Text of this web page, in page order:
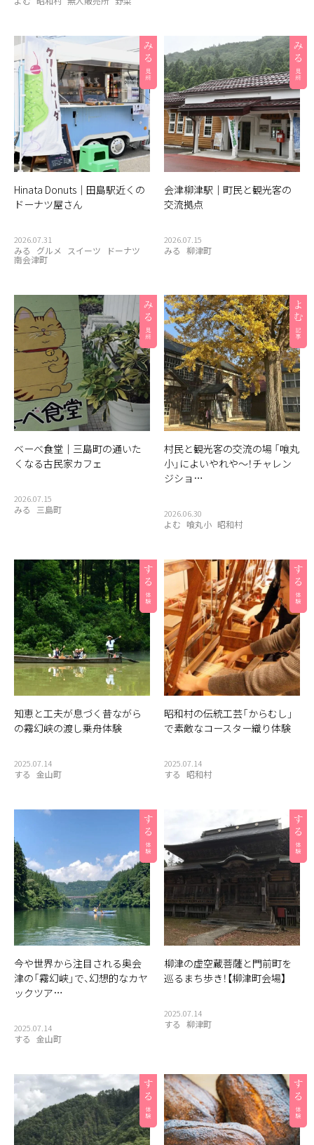
Hinata Donuts｜田島駅近くの
ドーナツ屋さん
2026.07.31
みる グルメ スイーツ ドーナツ
南会津町
会津柳津駅｜町民と観光客の
交流拠点
2026.07.15
みる 柳津町
ベーべ食堂｜三島町の通いた
くなる古民家カフェ
2026.07.15
みる 三島町
村民と観光客の交流の場 「喰丸
小」によいやれや〜！チャレン
ジショ…
2026.06.30
よむ 喰丸小 昭和村
知恵と工夫が息づく昔ながら
の霧幻峡の渡し乗舟体験
2025.07.14
する 金山町
昭和村の伝統工芸「からむし」
で素敵なコースター織り体験
2025.07.14
する 昭和村
今や世界から注目される奥会
津の「霧幻峡」で、幻想的なカヤ
ックツア…
2025.07.14
する 金山町
柳津の虚空蔵菩薩と門前町を
巡るまち歩き！【柳津町会場】
2025.07.14
する 柳津町